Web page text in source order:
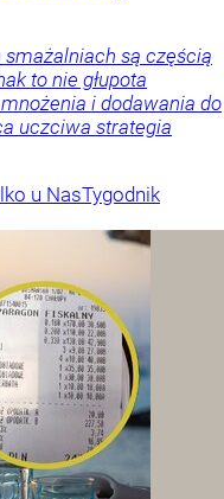
są częścią
to nie głupota
i dodawania do
uczciwa strategia
u NasTygodnik